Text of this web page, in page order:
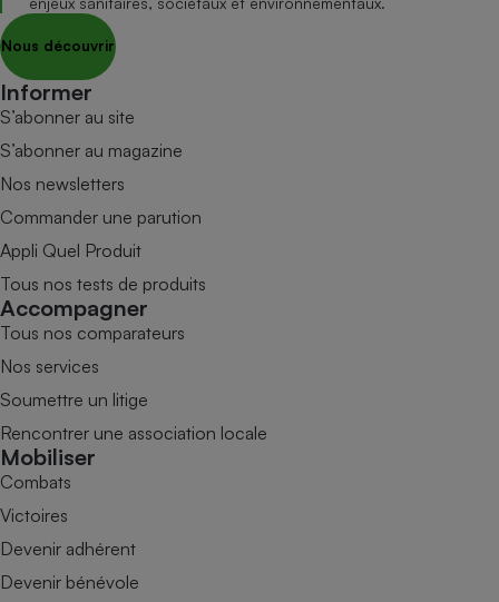
Nous découvrir
Informer
S’abonner au site
S’abonner au magazine
Nos newsletters
Commander une parution
Appli Quel Produit
Tous nos tests de produits
Accompagner
Tous nos comparateurs
Nos services
Soumettre un litige
Rencontrer une association locale
Mobiliser
Combats
Victoires
Devenir adhérent
Devenir bénévole